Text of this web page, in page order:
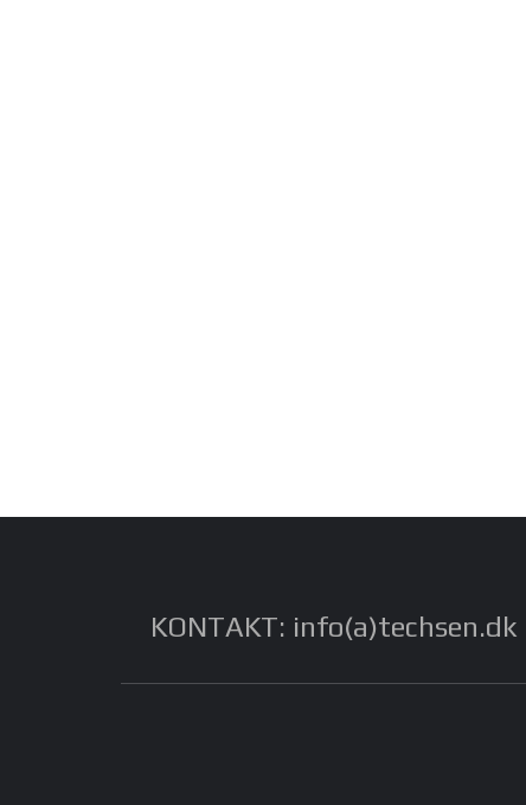
KONTAKT: info(a)techsen.dk